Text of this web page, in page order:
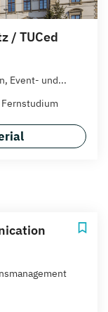
/ TUCed
Event- und...